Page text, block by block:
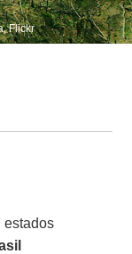
Flickr
estados